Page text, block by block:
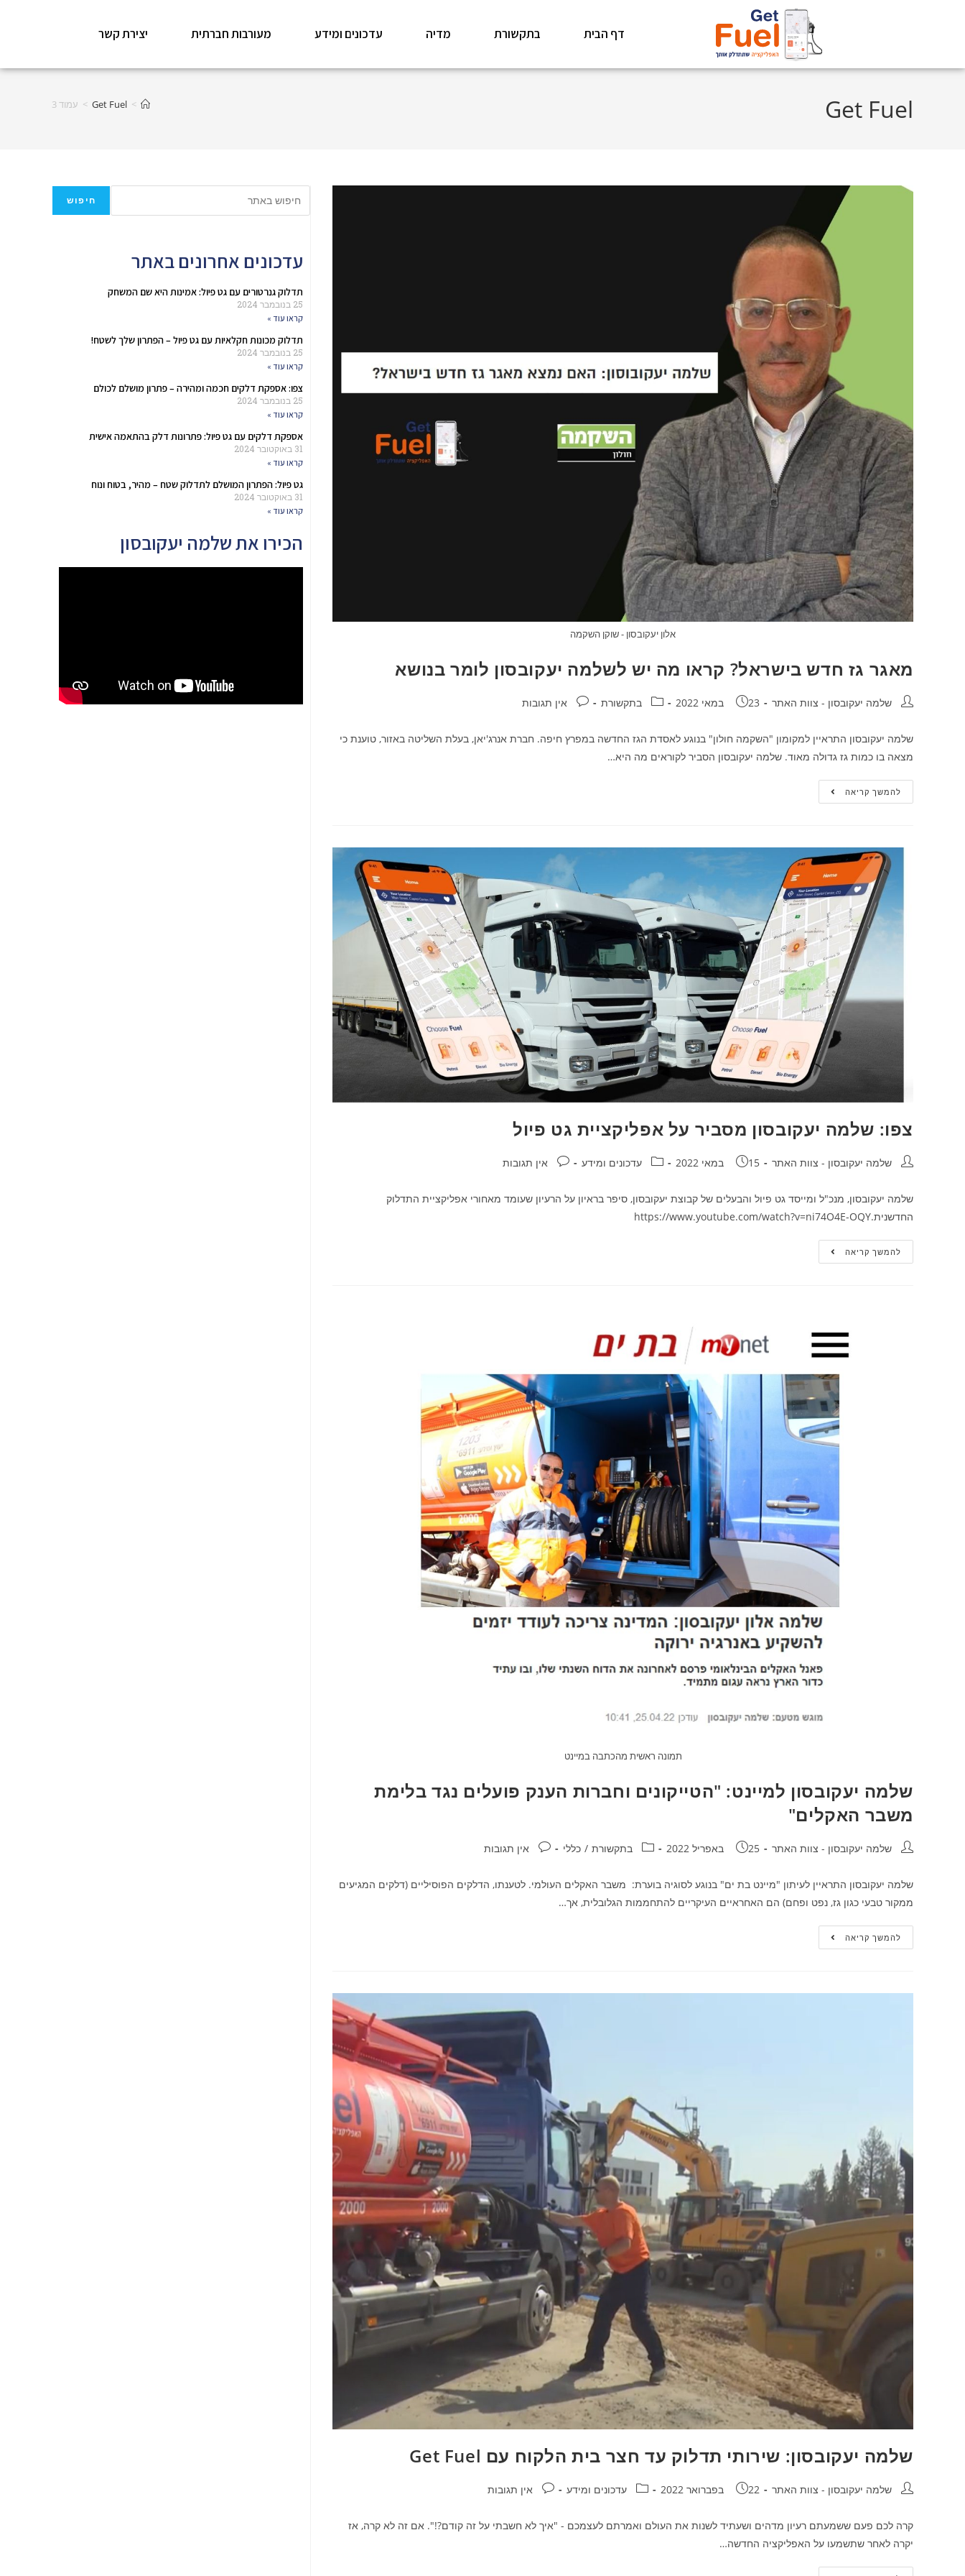
דף הבית בתקשורת מדיה עדכונים ומידע מעורבות חברתית יצירת קשר
Get Fuel
>
Get Fuel
> עמוד 3
אלון יעקובסון - שוקן השקמה
מאגר גז חדש בישראל? קראו מה יש לשלמה יעקובסון לומר בנושא
שלמה יעקובסון - צוות האתר 23 במאי 2022 בתקשורת אין תגובות
שלמה יעקובסון התראיין למקומון "השקמה חולון" בנוגע לאסדת הגז החדשה במפרץ חיפה. חברת אנרג'יאן, בעלת השליטה באזור, טוענת כי
מצאה בו כמות גז גדולה מאוד. שלמה יעקובסון הסביר לקוראים מה היא…
להמשך קריאה
צפו: שלמה יעקובסון מסביר על אפליקציית גט פיול
שלמה יעקובסון - צוות האתר 15 במאי 2022 עדכונים ומידע אין תגובות
שלמה יעקובסון, מנכ"ל ומייסד גט פיול והבעלים של קבוצת יעקובסון, סיפר בראיון על הרעיון שעומד מאחורי אפליקציית התדלוק
החדשנית.https://www.youtube.com/watch?v=ni74O4E-OQY
להמשך קריאה
תמונה ראשית מהכתבה במיינט
שלמה יעקובסון למיינט: "הטייקונים וחברות הענק פועלים נגד בלימת
משבר האקלים"
שלמה יעקובסון - צוות האתר 25 באפריל 2022 בתקשורת / כללי אין תגובות
שלמה יעקובסון התראיין לעיתון "מיינט בת ים" בנוגע לסוגיה בוערת: משבר האקלים העולמי. לטענתו, הדלקים הפוסיליים (דלקים המגיעים
ממקור טבעי כגון גז, נפט ופחם) הם האחראיים העיקריים להתחממות הגלובלית, אך…
להמשך קריאה
שלמה יעקובסון: שירותי תדלוק עד חצר בית הלקוח עם Get Fuel
שלמה יעקובסון - צוות האתר 22 בפברואר 2022 עדכונים ומידע אין תגובות
קרה לכם פעם ששמעתם רעיון מדהים ושעתיד לשנות את העולם ואמרתם לעצמכם - "איך לא חשבתי על זה קודם?!". אם זה לא קרה, אז
יקרה לאחר שתשמעו על האפליקציה החדשה…
חיפוש
עדכונים אחרונים באתר
תדלוק גנרטורים עם גט פיול: אמינות היא שם המשחק
25 בנובמבר 2024
קראו עוד »
תדלוק מכונות חקלאיות עם גט פיול – הפתרון שלך לשטח!
25 בנובמבר 2024
קראו עוד »
צפו: אספקת דלקים חכמה ומהירה – פתרון מושלם לכולם
25 בנובמבר 2024
קראו עוד »
אספקת דלקים עם גט פיול: פתרונות דלק בהתאמה אישית
31 באוקטובר 2024
קראו עוד »
גט פיול: הפתרון המושלם לתדלוק שטח – מהיר, בטוח ונוח
31 באוקטובר 2024
קראו עוד »
הכירו את שלמה יעקובסון